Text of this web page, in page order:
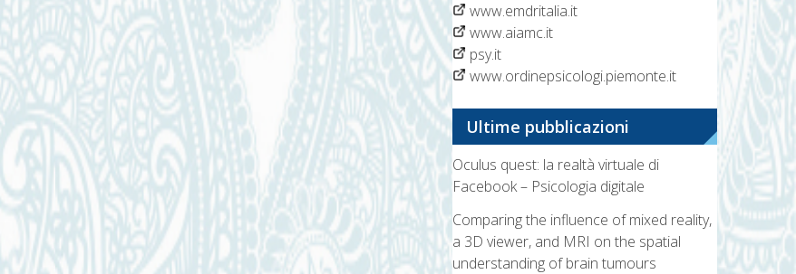
www.emdritalia.it
www.aiamc.it
psy.it
www.ordinepsicologi.piemonte.it
Ultime pubblicazioni
Oculus quest: la realtà virtuale di
Facebook – Psicologia digitale
Comparing the influence of mixed reality,
a 3D viewer, and MRI on the spatial
understanding of brain tumours